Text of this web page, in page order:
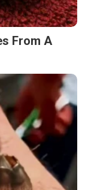
From A